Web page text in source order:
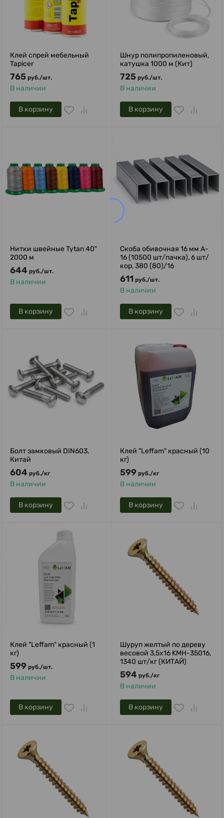
Клей спрей мебельный
Tapicer
765 руб./шт.
В наличии
В корзину
Шнур полипропиленовый,
катушка 1000 м (Кит)
725 руб./шт.
В наличии
В корзину
Нитки швейные Tytan 40"
2000 м
644 руб./шт.
В наличии
В корзину
Скоба обивочная 16 мм A-
16 (10500 шт/пачка), 6 шт/
кор, 380 (80)/16
611 руб./шт.
В наличии
В корзину
Болт замковый DIN603,
Китай
604 руб./кг
В наличии
В корзину
Клей "Leffam" красный (10
кг)
599 руб./кг
В наличии
В корзину
Клей "Leffam" красный (1
кг)
599 руб./шт.
В наличии
В корзину
Шуруп желтый по дереву
весовой 3,5х16 KMH-35016,
1340 шт/кг (КИТАЙ)
594 руб./кг
В наличии
В корзину